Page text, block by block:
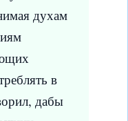
духам
в
дабы